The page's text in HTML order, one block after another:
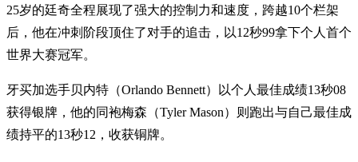
25岁的廷奇全程展现了强大的控制力和速度，跨越10个栏架
后，他在冲刺阶段顶住了对手的追击，以12秒99拿下个人首个
世界大赛冠军。
牙买加选手贝内特（Orlando Bennett）以个人最佳成绩13秒08
获得银牌，他的同袍梅森（Tyler Mason）则跑出与自己最佳成
绩持平的13秒12，收获铜牌。